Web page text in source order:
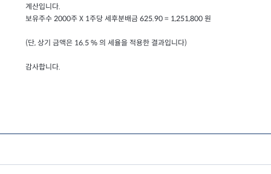
계산입니다.
보유주수 2000주 X 1주당 세후분배금 625.90 = 1,251,800 원
(단, 상기 금액은 16.5 % 의 세율을 적용한 결과입니다)
감사합니다.